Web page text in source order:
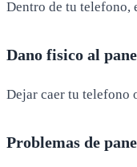
Dentro de tu telefono,
Dano fisico al
Dejar caer tu telefono
Problemas de